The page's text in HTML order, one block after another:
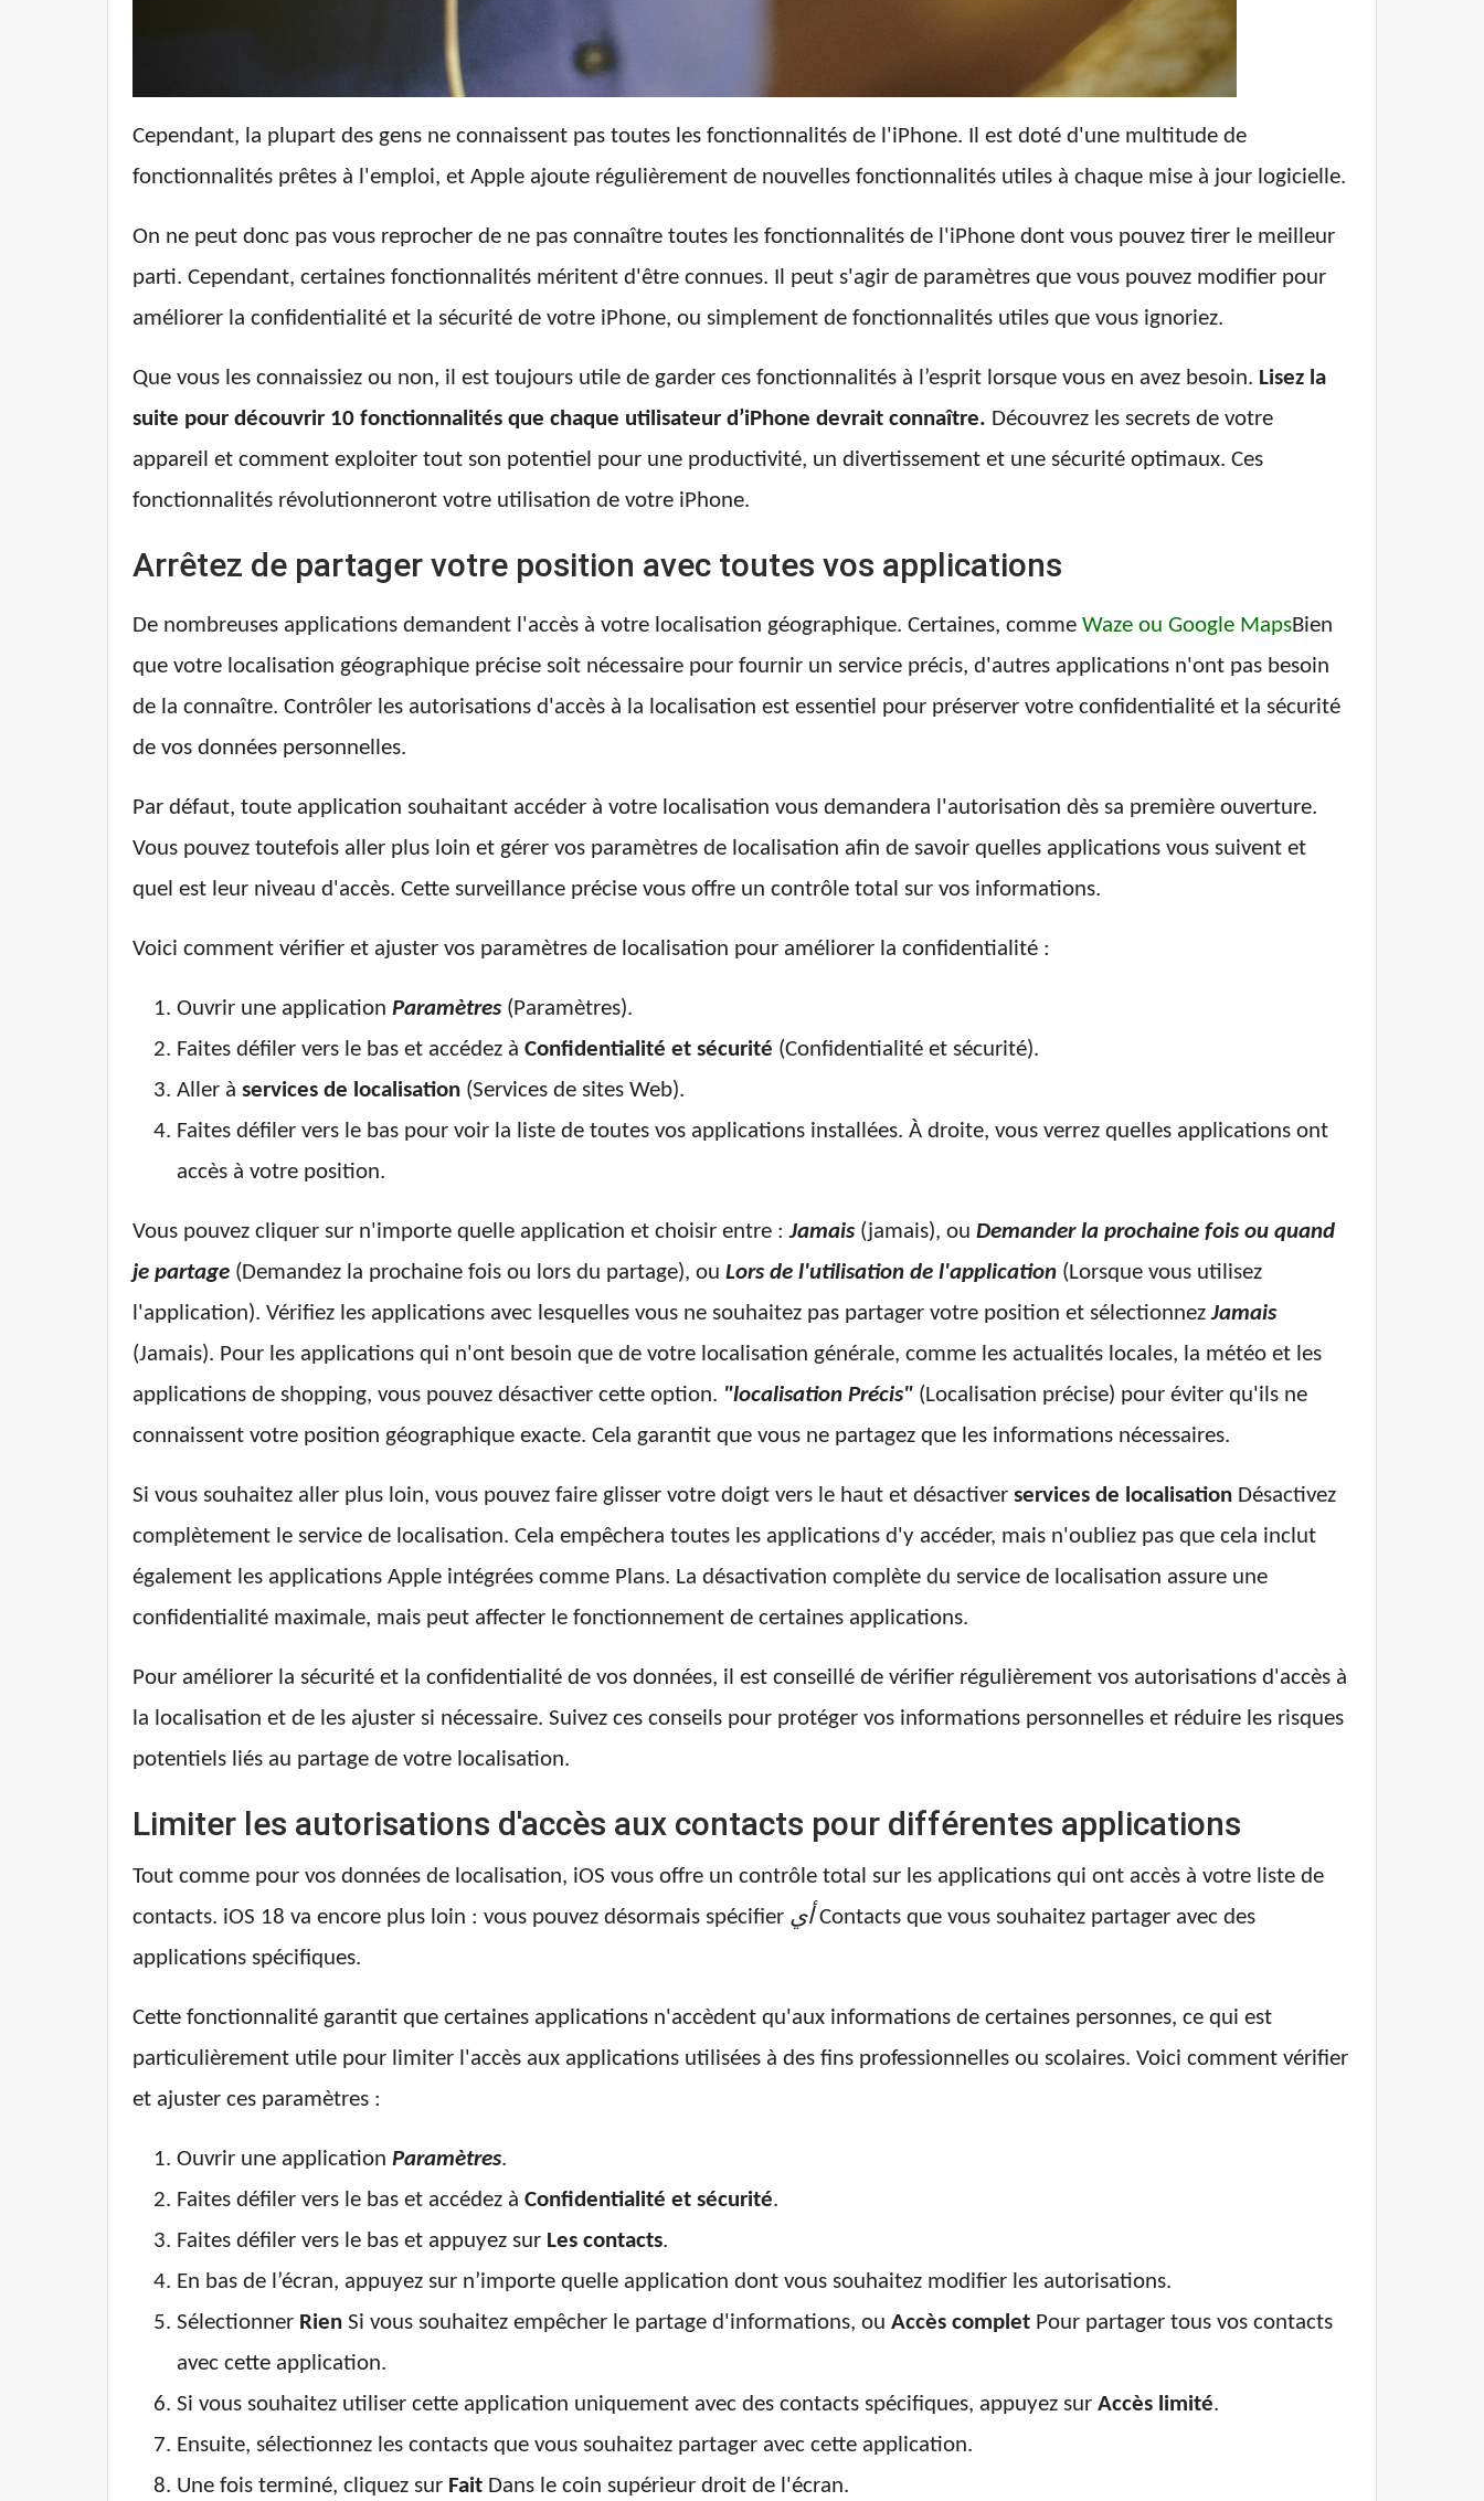
Cependant, la plupart des gens ne connaissent pas toutes les fonctionnalités de l'iPhone. Il est doté d'une multitude de
fonctionnalités prêtes à l'emploi, et Apple ajoute régulièrement de nouvelles fonctionnalités utiles à chaque mise à jour logicielle.
On ne peut donc pas vous reprocher de ne pas connaître toutes les fonctionnalités de l'iPhone dont vous pouvez tirer le meilleur
parti. Cependant, certaines fonctionnalités méritent d'être connues. Il peut s'agir de paramètres que vous pouvez modifier pour
améliorer la confidentialité et la sécurité de votre iPhone, ou simplement de fonctionnalités utiles que vous ignoriez.
Que vous les connaissiez ou non, il est toujours utile de garder ces fonctionnalités à l’esprit lorsque vous en avez besoin. Lisez la
suite pour découvrir 10 fonctionnalités que chaque utilisateur d’iPhone devrait connaître. Découvrez les secrets de votre
appareil et comment exploiter tout son potentiel pour une productivité, un divertissement et une sécurité optimaux. Ces
fonctionnalités révolutionneront votre utilisation de votre iPhone.
Arrêtez de partager votre position avec toutes vos applications
De nombreuses applications demandent l'accès à votre localisation géographique. Certaines, comme Waze ou Google MapsBien
que votre localisation géographique précise soit nécessaire pour fournir un service précis, d'autres applications n'ont pas besoin
de la connaître. Contrôler les autorisations d'accès à la localisation est essentiel pour préserver votre confidentialité et la sécurité
de vos données personnelles.
Par défaut, toute application souhaitant accéder à votre localisation vous demandera l'autorisation dès sa première ouverture.
Vous pouvez toutefois aller plus loin et gérer vos paramètres de localisation afin de savoir quelles applications vous suivent et
quel est leur niveau d'accès. Cette surveillance précise vous offre un contrôle total sur vos informations.
Voici comment vérifier et ajuster vos paramètres de localisation pour améliorer la confidentialité :
Ouvrir une application Paramètres(Paramètres).
Faites défiler vers le bas et accédez à Confidentialité et sécurité (Confidentialité et sécurité).
Aller à services de localisation (Services de sites Web).
Faites défiler vers le bas pour voir la liste de toutes vos applications installées. À droite, vous verrez quelles applications ont
accès à votre position.
Vous pouvez cliquer sur n'importe quelle application et choisir entre :Jamais(jamais), ou Demander la prochaine fois ou quand
je partage (Demandez la prochaine fois ou lors du partage), ou Lors de l'utilisation de l'application (Lorsque vous utilisez
l'application). Vérifiez les applications avec lesquelles vous ne souhaitez pas partager votre position et sélectionnezJamais
(Jamais). Pour les applications qui n'ont besoin que de votre localisation générale, comme les actualités locales, la météo et les
applications de shopping, vous pouvez désactiver cette option. "localisation Précis" (Localisation précise) pour éviter qu'ils ne
connaissent votre position géographique exacte. Cela garantit que vous ne partagez que les informations nécessaires.
Si vous souhaitez aller plus loin, vous pouvez faire glisser votre doigt vers le haut et désactiver services de localisation Désactivez
complètement le service de localisation. Cela empêchera toutes les applications d'y accéder, mais n'oubliez pas que cela inclut
également les applications Apple intégrées comme Plans. La désactivation complète du service de localisation assure une
confidentialité maximale, mais peut affecter le fonctionnement de certaines applications.
Pour améliorer la sécurité et la confidentialité de vos données, il est conseillé de vérifier régulièrement vos autorisations d'accès à
la localisation et de les ajuster si nécessaire. Suivez ces conseils pour protéger vos informations personnelles et réduire les risques
potentiels liés au partage de votre localisation.
Limiter les autorisations d'accès aux contacts pour différentes applications
Tout comme pour vos données de localisation, iOS vous offre un contrôle total sur les applications qui ont accès à votre liste de
contacts. iOS 18 va encore plus loin : vous pouvez désormais spécifier أيContacts que vous souhaitez partager avec des
applications spécifiques.
Cette fonctionnalité garantit que certaines applications n'accèdent qu'aux informations de certaines personnes, ce qui est
particulièrement utile pour limiter l'accès aux applications utilisées à des fins professionnelles ou scolaires. Voici comment vérifier
et ajuster ces paramètres :
Ouvrir une application Paramètres.
Faites défiler vers le bas et accédez à Confidentialité et sécurité.
Faites défiler vers le bas et appuyez sur Les contacts.
En bas de l’écran, appuyez sur n’importe quelle application dont vous souhaitez modifier les autorisations.
Sélectionner Rien Si vous souhaitez empêcher le partage d'informations, ou Accès complet Pour partager tous vos contacts
avec cette application.
Si vous souhaitez utiliser cette application uniquement avec des contacts spécifiques, appuyez sur Accès limité.
Ensuite, sélectionnez les contacts que vous souhaitez partager avec cette application.
Une fois terminé, cliquez sur Fait Dans le coin supérieur droit de l'écran.